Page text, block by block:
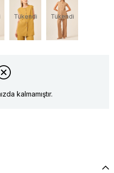
Tükendi Tükendi
kalmamıştır.